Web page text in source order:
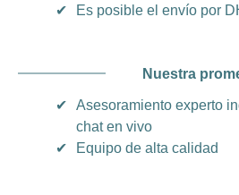
✔
Es posible el envío por
Nuestra
✔
Asesoramiento experto
chat en vivo
✔
Equipo de alta calidad